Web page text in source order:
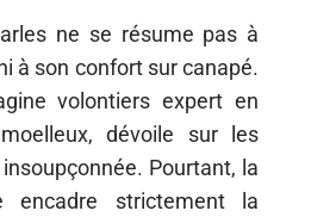
ne se résume pas à
à son confort sur canapé.
volontiers expert en
dévoile sur les
Pourtant, la
encadre strictement la